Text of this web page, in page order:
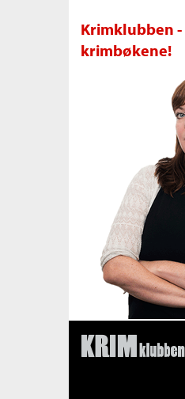
Krimklubben -
krimbøkene!